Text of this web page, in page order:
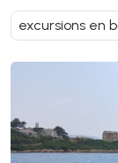
excursions en